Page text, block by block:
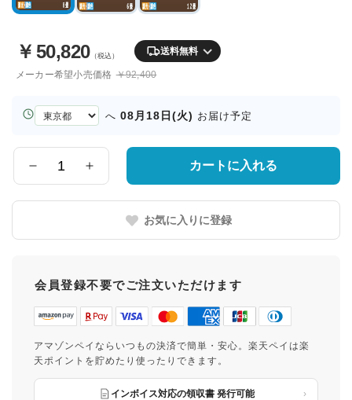
￥ 50,820（税込） 送料無料
メーカー希望小売価格 ￥92,400
お
届
県
へ 08月18日(火) お届け予定
量
カートに入れる
お気に入りに登録
会員登録不要でご注文いただけます
アマゾンペイならいつもの決済で簡単・安心。楽天ペイは楽
天ポイントを貯めたり使ったりできます。
インボイス対応の領収書 発行可能